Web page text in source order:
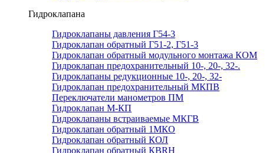
Гидроклапана
Гидроклапаны давления Г54-3
Гидроклапан обратный Г51-2, Г51-3
Гидроклапан обратный модульного монтажа КОМ
Гидроклапан предохранительный 10-, 20-, 32-.
Гидроклапаны редукционные 10-, 20-, 32-
Гидроклапан предохранительный МКПВ
Переключатели манометров ПМ
Гидроклапан М-КП
Гидроклапаны встраиваемые МКГВ
Гидроклапан обратный 1МКО
Гидроклапан обратный КОЛ
Гидроклапан обратный КВRН